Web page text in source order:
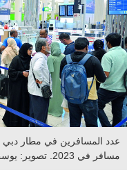
مسافر في 2023. تصوير: يوسف الهرمودي